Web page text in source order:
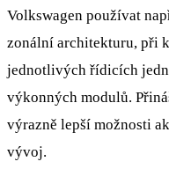
Volkswagen používat
zonální architekturu, při
jednotlivých řídicích
výkonných modulů.
výrazně lepší možnosti
vývoj.